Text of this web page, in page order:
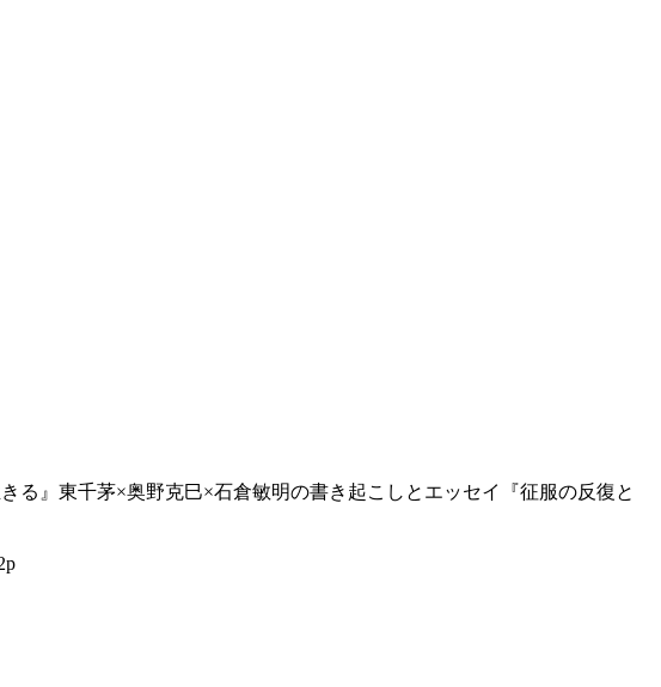
る』東千茅×奥野克巳×石倉敏明の書き起こしとエッセイ『征服の反復と